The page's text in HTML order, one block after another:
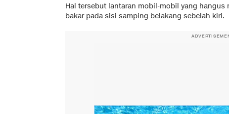
Hal tersebut lantaran mobil-mobil yang
bakar pada sisi samping belakang sebelah kiri.